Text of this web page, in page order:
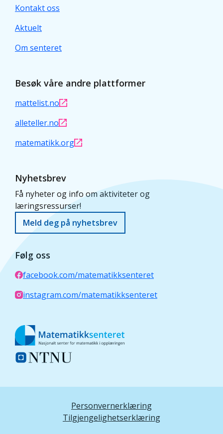
Kontakt oss
Aktuelt
Om senteret
Besøk våre andre plattformer
mattelist.no
alleteller.no
matematikk.org
Nyhetsbrev
Få nyheter og info om aktiviteter og
læringsressurser!
Meld deg på nyhetsbrev
Følg oss
facebook.com/matematikksenteret
instagram.com/matematikksenteret
Personvernerklæring
Tilgjengelighetserklæring